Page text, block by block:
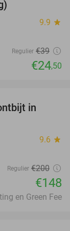
9.9 star
Regulier €39
€24,50
in
9.6 star
Regulier €200
€148
en Green Fee